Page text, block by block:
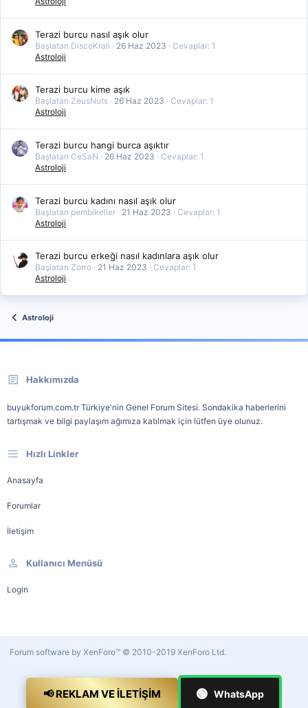
Terazi burcu nasıl aşık olur
Başlatan DiscoKrali 26 Haz 2023
Cevaplar: 1
Astroloji
Terazi burcu kime aşık
Başlatan ZeusNuts 26 Haz 2023
Cevaplar: 1
Astroloji
Terazi burcu hangi burca aşıktır
Başlatan CeSaN 26 Haz 2023
Cevaplar: 1
Astroloji
Terazi burcu kadını nasıl aşık olur
Başlatan pembikeller 21 Haz 2023
Cevaplar: 1
Astroloji
Terazi burcu erkeği nasıl kadınlara aşık olur
Başlatan Zorro 21 Haz 2023
Cevaplar: 1
Astroloji
Astroloji
Hakkımızda
buyukforum.com.tr Türkiye'nin Genel Forum Sitesi. Sondakika haberlerini
tartışmak ve bilgi paylaşım ağımıza katılmak için lütfen üye olunuz.
Hızlı Linkler
Anasayfa
Forumlar
İletişim
Kullanıcı Menüsü
Login
Forum software by XenForo™ © 2010-2019 XenForo Ltd.
📢 REKLAM VE İLETIŞIM 🟢 WhatsApp